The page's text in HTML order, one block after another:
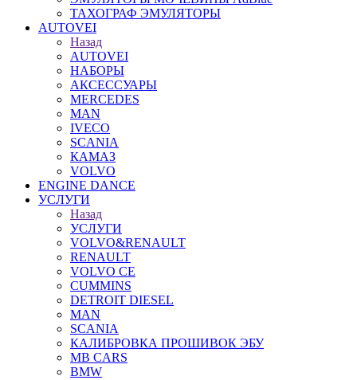
ТАХОГРАФ ЭМУЛЯТОРЫ
AUTOVEI
Назад
AUTOVEI
НАБОРЫ
АКСЕССУАРЫ
MERCEDES
MAN
IVECO
SCANIA
КАМАЗ
VOLVO
ENGINE DANCE
УСЛУГИ
Назад
УСЛУГИ
VOLVO&RENAULT
RENAULT
VOLVO CE
CUMMINS
DETROIT DIESEL
MAN
SCANIA
КАЛИБРОВКА ПРОШИВОК ЭБУ
MB CARS
BMW